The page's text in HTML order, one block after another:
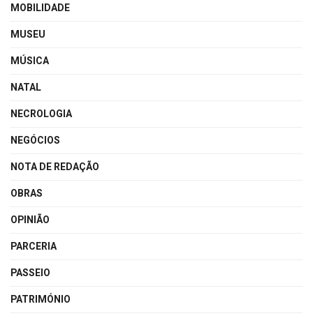
MOBILIDADE
MUSEU
MÚSICA
NATAL
NECROLOGIA
NEGÓCIOS
NOTA DE REDAÇÃO
OBRAS
OPINIÃO
PARCERIA
PASSEIO
PATRIMÓNIO